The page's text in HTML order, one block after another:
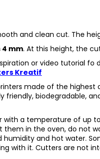
and clean cut. The
mm. At this height, the
or video tutorial fo
Kreatif
made of the highest
biodegradable,
with a temperature of up
in the oven, do not
and hot water.
with it. Cutters are not